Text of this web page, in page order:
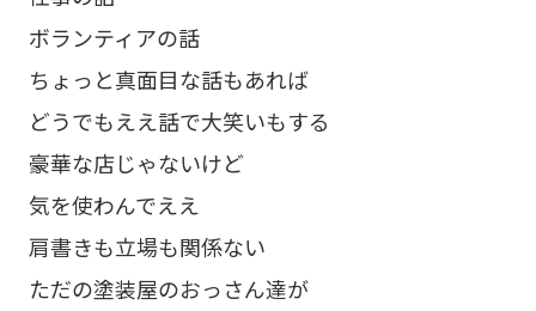
ボランティアの話
ちょっと真面目な話もあれば
どうでもええ話で大笑いもする
豪華な店じゃないけど
気を使わんでええ
肩書きも立場も関係ない
ただの塗装屋のおっさん達が